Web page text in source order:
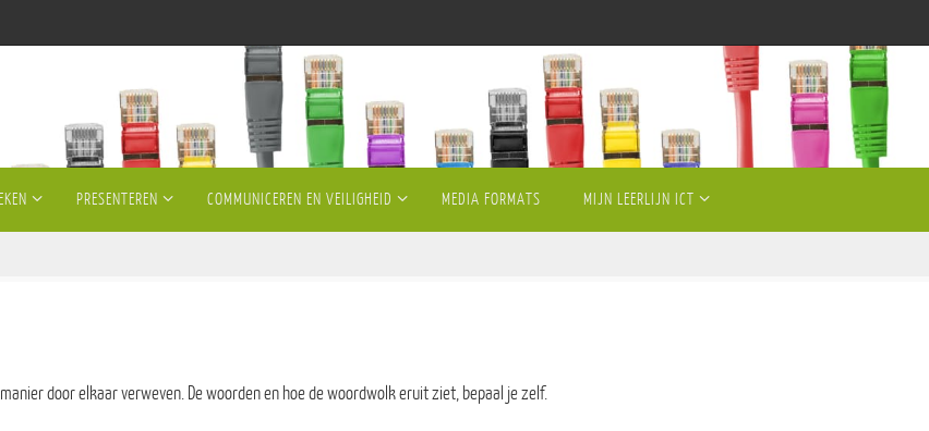
PRESENTEREN COMMUNICEREN EN VEILIGHEID MEDIA FORMATS MIJN LEERLIJN ICT
door elkaar verweven. De woorden en hoe de woordwolk eruit ziet, bepaal je zelf.